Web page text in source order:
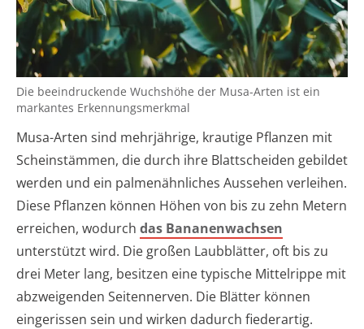
Die beeindruckende Wuchshöhe der Musa-Arten ist ein
markantes Erkennungsmerkmal
Musa-Arten sind mehrjährige, krautige Pflanzen mit
Scheinstämmen, die durch ihre Blattscheiden gebildet
werden und ein palmenähnliches Aussehen verleihen.
Diese Pflanzen können Höhen von bis zu zehn Metern
erreichen, wodurch das Bananenwachsen
unterstützt wird. Die großen Laubblätter, oft bis zu
drei Meter lang, besitzen eine typische Mittelrippe mit
abzweigenden Seitennerven. Die Blätter können
eingerissen sein und wirken dadurch fiederartig.